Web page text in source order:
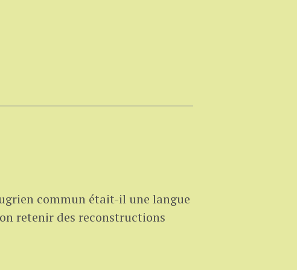
commun était-il une langue
retenir des reconstructions